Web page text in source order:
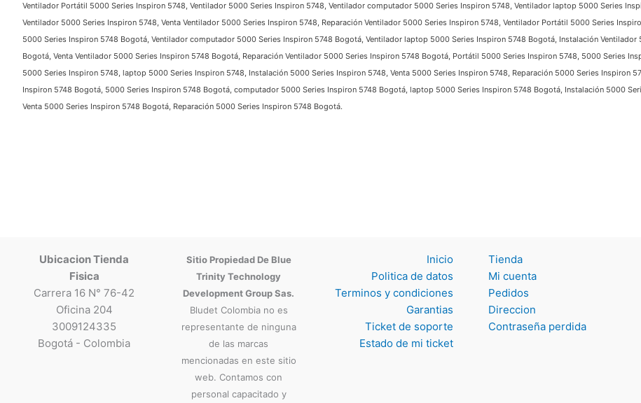
Ventilador Portátil 5000 Series Inspiron 5748, Ventilador 5000 Series Inspiron 5748, Ventilador computador 5000 Series Inspiron 5748, Ventilador laptop 5000 Series
Ventilador 5000 Series Inspiron 5748, Venta Ventilador 5000 Series Inspiron 5748, Reparación Ventilador 5000 Series Inspiron 5748, Ventilador Portátil 5000 Series
5000 Series Inspiron 5748 Bogotá, Ventilador computador 5000 Series Inspiron 5748 Bogotá, Ventilador laptop 5000 Series Inspiron 5748 Bogotá, Instalación Ventilador
Bogotá, Venta Ventilador 5000 Series Inspiron 5748 Bogotá, Reparación Ventilador 5000 Series Inspiron 5748 Bogotá, Portátil 5000 Series Inspiron 5748, 5000 Series
5000 Series Inspiron 5748, laptop 5000 Series Inspiron 5748, Instalación 5000 Series Inspiron 5748, Venta 5000 Series Inspiron 5748, Reparación 5000 Series Inspiron
Inspiron 5748 Bogotá, 5000 Series Inspiron 5748 Bogotá, computador 5000 Series Inspiron 5748 Bogotá, laptop 5000 Series Inspiron 5748 Bogotá, Instalación 5000
Venta 5000 Series Inspiron 5748 Bogotá, Reparación 5000 Series Inspiron 5748 Bogotá.
Ubicacion Tienda
Fisica
Carrera 16 N° 76-42
Oficina 204
3009124335
Bogotá - Colombia
Sitio Propiedad De Blue
Trinity Technology
Development Group Sas.
Bludet Colombia no es
representante de ninguna
de las marcas
mencionadas en este sitio
web. Contamos con
personal capacitado y
Inicio
Politica de datos
Terminos y
condiciones
Garantias
Ticket de soporte
Tienda
Mi cuenta
Pedidos
Direccion
Contraseña perdida